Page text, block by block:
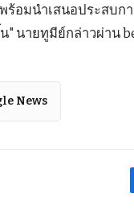
ร้อมนำเสนอประสบ
" นายทูมีย์กล่าวผ่าน
News